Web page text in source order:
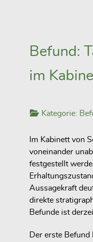
Befund:
im
Kategorie:
Im Kabinett von
voneinander
festgestellt
Aussagekraft
direkte
Befunde ist
Der erste